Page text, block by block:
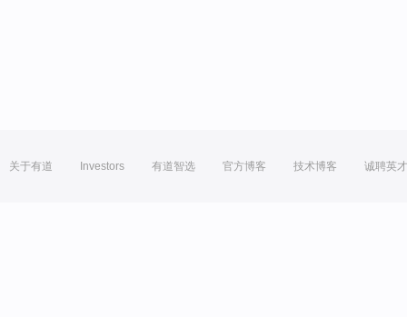
关于有道 Investors 有道智选 官方博客 技术博客 诚聘英才